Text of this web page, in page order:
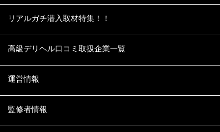
リアルガチ潜入取材特集！！
高級デリヘル口コミ取扱企業一覧
運営情報
監修者情報